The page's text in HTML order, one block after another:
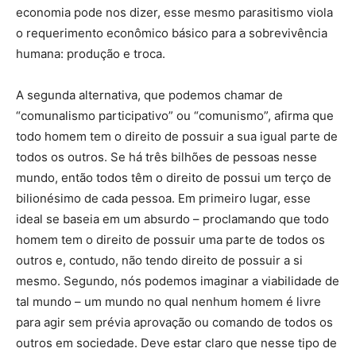
economia pode nos dizer, esse mesmo parasitismo viola
o requerimento econômico básico para a sobrevivência
humana: produção e troca.
A segunda alternativa, que podemos chamar de
“comunalismo participativo” ou “comunismo”, afirma que
todo homem tem o direito de possuir a sua igual parte de
todos os outros. Se há três bilhões de pessoas nesse
mundo, então todos têm o direito de possui um terço de
bilionésimo de cada pessoa. Em primeiro lugar, esse
ideal se baseia em um absurdo – proclamando que todo
homem tem o direito de possuir uma parte de todos os
outros e, contudo, não tendo direito de possuir a si
mesmo. Segundo, nós podemos imaginar a viabilidade de
tal mundo – um mundo no qual nenhum homem é livre
para agir sem prévia aprovação ou comando de todos os
outros em sociedade. Deve estar claro que nesse tipo de